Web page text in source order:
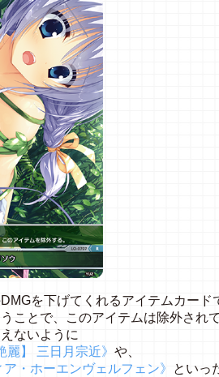
を下げてくれるアイテムカード
ことで、このアイテムは除外され
ないように
麗】 三日月宗近》 や、
ア・ホーエンヴェルフェン》
といっ